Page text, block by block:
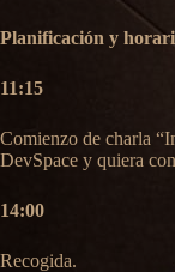
Planificación y
11:15
Comienzo de charla
DevSpace y quiera
14:00
Recogida.